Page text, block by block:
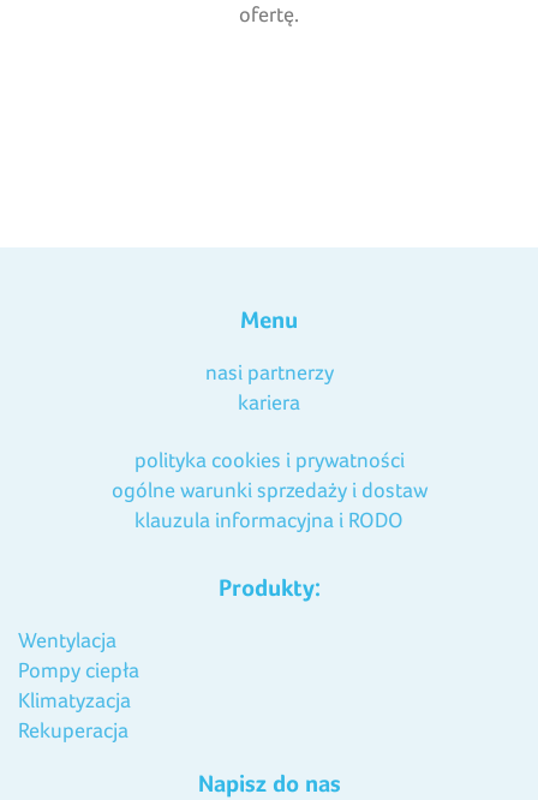
ofertę.
Menu
nasi partnerzy
kariera
polityka cookies i prywatności
ogólne warunki sprzedaży i dostaw
klauzula informacyjna i RODO
Produkty:
Wentylacja
Pompy ciepła
Klimatyzacja
Rekuperacja
Napisz do nas